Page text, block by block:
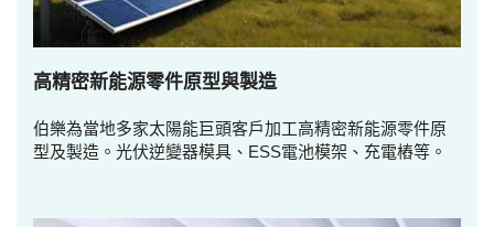
高精密新能源零件原型與製造
伯樂為當地多家太陽能巨頭客戶加工高精密新能源零件原
型及製造。光伏逆變器模具、ESS電池模架、充電樁等。